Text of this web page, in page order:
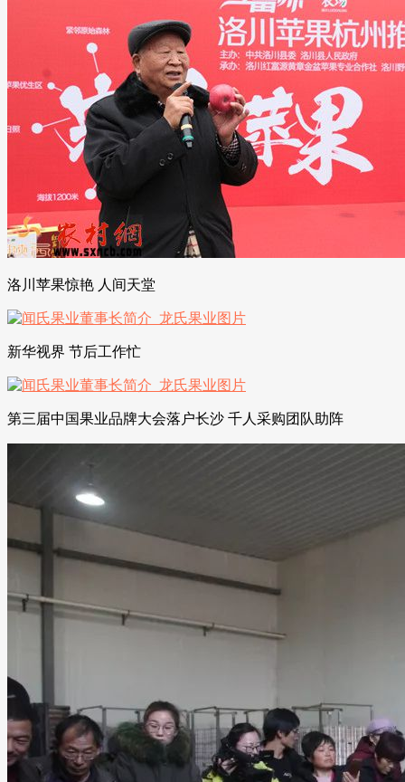
洛川苹果惊艳 人间天堂
新华视界 节后工作忙
第三届中国果业品牌大会落户长沙 千人采购团队助阵